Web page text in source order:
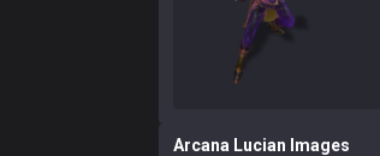
Arcana Lucian Images